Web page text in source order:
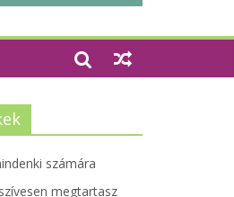
számára
megtartasz